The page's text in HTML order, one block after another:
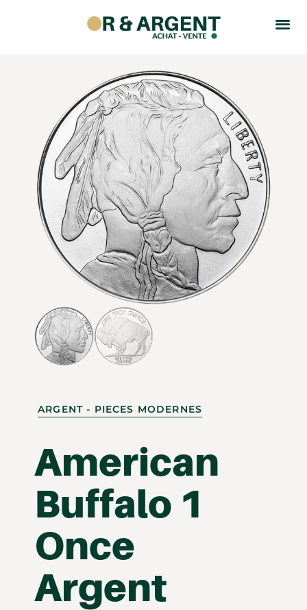
ARGENT - PIECES MODERNES
American
Buffalo 1
Once
Argent